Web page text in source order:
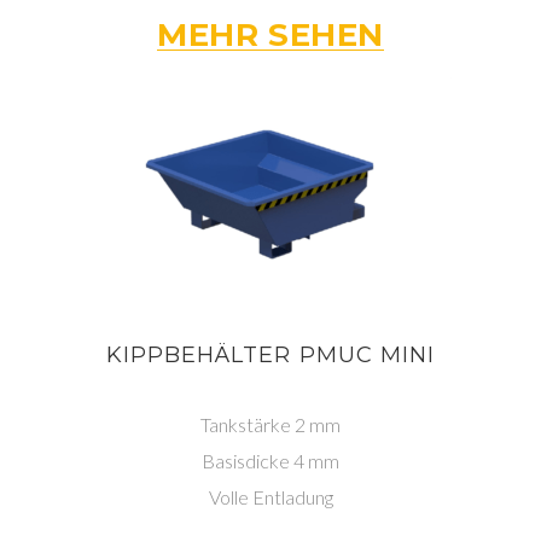
MEHR SEHEN
KIPPBEHÄLTER PMUC MINI
Tankstärke 2 mm
Basisdicke 4 mm
Volle Entladung